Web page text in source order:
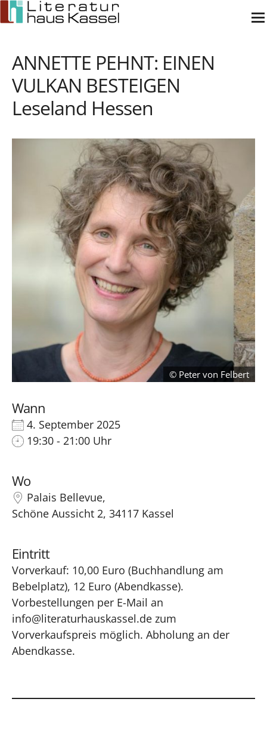
Zum
Inhalt
ANNETTE PEHNT: EINEN
VULKAN BESTEIGEN
Leseland Hessen
Peter von Felbert
Wann
4. September 2025
19:30 - 21:00 Uhr
Wo
Palais Bellevue,
Schöne Aussicht 2, 34117 Kassel
Eintritt
Vorverkauf: 10,00 Euro (Buchhandlung am
Bebelplatz), 12 Euro (Abendkasse).
Vorbestellungen per E-Mail an
info@literaturhauskassel.de zum
Vorverkaufspreis möglich. Abholung an der
Abendkasse.